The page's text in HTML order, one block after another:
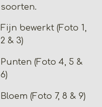
soorten.
Fijn bewerkt (Foto 1,
2 & 3)
Punten (Foto 4, 5 &
6)
Bloem (Foto 7, 8 & 9)